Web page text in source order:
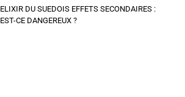
ELIXIR DU SUEDOIS EFFETS SECONDAIRES :
EST-CE DANGEREUX ?